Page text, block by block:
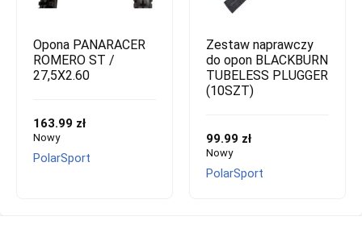
Opona PANARACER
ROMERO ST /
27,5X2.60
163.99 zł
Nowy
PolarSport
Zestaw naprawczy
do opon BLACKBURN
TUBELESS PLUGGER
(10SZT)
99.99 zł
Nowy
PolarSport